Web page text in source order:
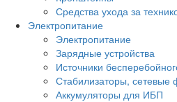
Средства ухода за
Электропитание
Электропитание
Зарядные устройства
Источники
Стабилизаторы, сетевые
Аккумуляторы для ИБП